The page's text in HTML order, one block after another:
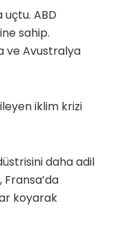
uçtu. ABD
sahip.
ve Avustralya
iklim krizi
daha adil
koyarak